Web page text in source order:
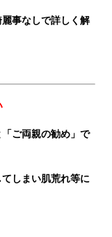
事なしで詳しく解
ご両親の勧め」で
しまい肌荒れ等に